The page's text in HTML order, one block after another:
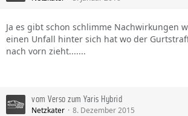
Ja es gibt schon schlimme Nachwirkungen
einen Unfall hinter sich hat wo der
nach vorn zieht.......
vom Verso zum Yaris Hybrid
Netzkater 8. Dezember 2015